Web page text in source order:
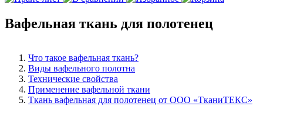
Вафельная ткань для полотенец
Что такое вафельная ткань?
Виды вафельного полотна
Технические свойства
Применение вафельной ткани
Ткань вафельная для полотенец от ООО «ТканиТЕКС»